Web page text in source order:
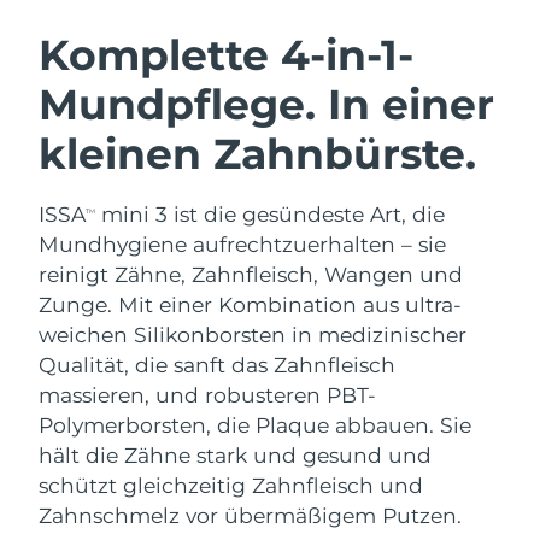
Komplette 4-in-1-
Mundpflege. In einer
kleinen Zahnbürste.
ISSATM
mini 3 ist die gesündeste Art, die
Mundhygiene aufrechtzuerhalten – sie
reinigt Zähne, Zahnfleisch, Wangen und
Zunge. Mit einer Kombination aus ultra-
weichen Silikonborsten in medizinischer
Qualität, die sanft das Zahnfleisch
massieren, und robusteren PBT-
Polymerborsten, die Plaque abbauen. Sie
hält die Zähne stark und gesund und
schützt gleichzeitig Zahnfleisch und
Zahnschmelz vor übermäßigem Putzen.
Gesichtsreinigung
Anti-aging massage
LUNA™ 4 Plus
Massage, LED heating
LUNA™ 4 Men
For men, anti-aging massage
Gesichtsstraffung
Microcurrent toning
BEAR™ 2 go
Microcurrent toning on-the-go
BEAR™ 2 eyes & lips
Microcurrent line smoothing device
Hydratisierung
UFO™ 3 Set
Deep facial hydration
UFO™ 3 LED
Near-infrared and red light therapy
device
Mundpflege
issa™ 4
Hybrid silicone sonic toothbrush
issa™ 4 plus
Smart hybrid silicone sonic toothbrush
FAQ™ ANTI-AGING-BEHANDLUNG
Anti-aging LED-Behandlungen
NEW
Österreich Erwartete Lieferung
Bahrain Erwartete Lieferung8/13/26
Belgien Erwartete Lieferung 8/12/26
Bermuda Erwartete Lieferung
Bosnien und
Herzegowina
Erwartete Lieferung8/15/26
Brunei Darussalam Erwartete Lieferung
Bulgarien Erwartete Lieferung8/12/26
Kanada Erwartete Lieferung